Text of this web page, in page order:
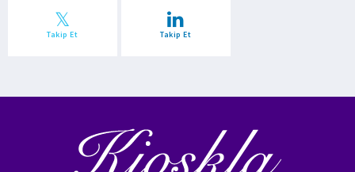
Takip Et Takip Et